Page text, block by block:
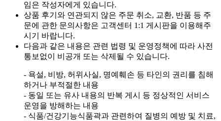
임은 작성자에게 있습니다.
상품 후기와 연관되지 않은 주문 취소, 교환, 반품 등 주
문에 관한 문의사항은 고객센터 1:1 게시판을 이용해주
시기 바랍니다.
다음과 같은 내용은 관련 법령 및 운영정책에 따라 사전
통보없이 비공개 또는 삭제될 수 있습니다.
- 욕설, 비방, 허위사실, 명예훼손 등 타인의 권리를 침해
하거나 부적절한 내용
- 동일 또는 유사 내용의 반복 게시 등 정상적인 서비스
운영을 방해하는 내용
- 식품/건강기능식품곽과 관련하여 질병의 예방 및 치료,